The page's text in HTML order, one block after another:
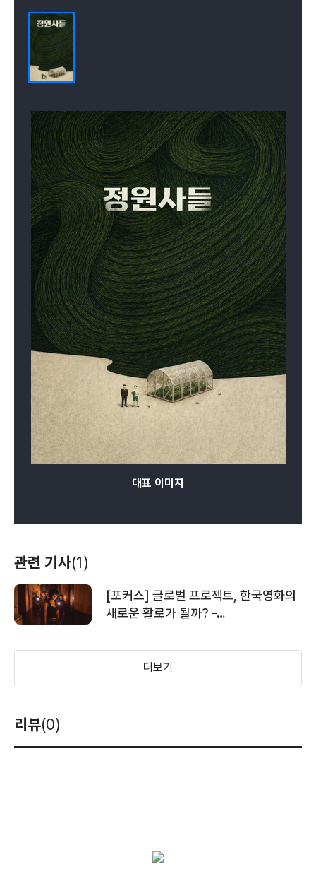
대표 이미지
관련 기사(1)
[포커스] 글로벌 프로젝트, 한국영화의
새로운 활로가 될까? -
공동제작한 <화씨저택>, 베트남
박스오피스 1위
더보기
리뷰(0)